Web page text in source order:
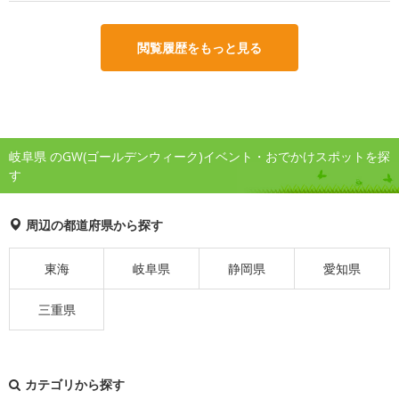
閲覧履歴をもっと見る
岐阜県 のGW(ゴールデンウィーク)イベント・おでかけスポットを探
す
周辺の都道府県から探す
東海 岐阜県 静岡県 愛知県
三重県
カテゴリから探す